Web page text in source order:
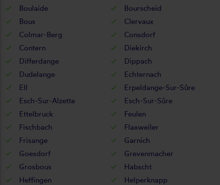
Boulaide
Bourscheid
Bous
Clervaux
Colmar-Berg
Consdorf
Contern
Diekirch
Differdange
Dippach
Dudelange
Echternach
Ell
Erpeldange-Sur-Sûre
Esch-Sur-Alzette
Esch-Sur-Sûre
Ettelbruck
Feulen
Fischbach
Flaxweiler
Frisange
Garnich
Goesdorf
Grevenmacher
Grosbous
Habscht
Heffingen
Helperknapp